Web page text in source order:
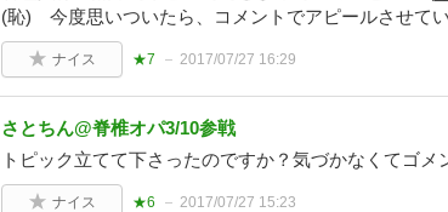
(恥) 今度思いついたら、コメントでアピールさせてい
ナイス ★7 2017/07/27 16:29
さとちん@脊椎オパ3/10参戦
トピック立てて下さったのですか？気づかなくてゴメ
ナイス ★6 2017/07/27 15:23